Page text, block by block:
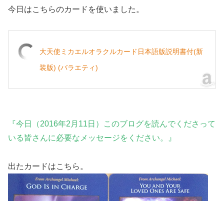
今日はこちらのカードを使いました。
大天使ミカエルオラクルカード日本語版説明書付(新
装版) (バラエティ)
『今日（2016年2月11日）このブログを読んでくださって
いる皆さんに必要なメッセージをください。』
出たカードはこちら。